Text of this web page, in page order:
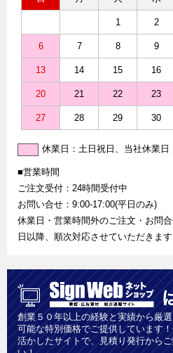
1 2
6 7 8 9
13 14 15 16
20 21 22 23
27 28 29 30
休業日：土日祝日、当社休業日
■営業時間
ご注文受付：24時間受付中
お問い合せ：9:00-17:00(平日のみ)
休業日・営業時間外のご注文・お問
日以降、順次対応させていただきます
創業５０年以上の経験と実績から厳
可能な特別価格でご提供しています
活かしたサイトで、見積り発行から